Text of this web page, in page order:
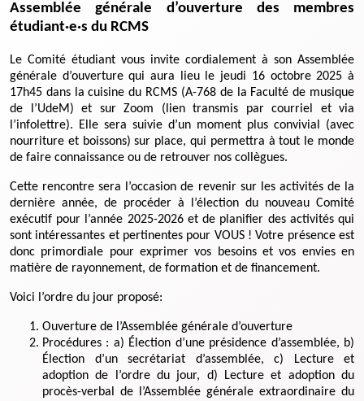
Assemblée générale d’ouverture des membres
étudiant·e·s du RCMS
Le Comité étudiant vous invite cordialement à son Assemblée
générale d’ouverture qui aura lieu le jeudi 16 octobre 2025 à
17h45 dans la cuisine du RCMS (A-768 de la Faculté de musique
de l’UdeM) et sur Zoom (lien transmis par courriel et via
l’infolettre). Elle sera suivie d’un moment plus convivial (avec
nourriture et boissons) sur place, qui permettra à tout le monde
de faire connaissance ou de retrouver nos collègues.
Cette rencontre sera l’occasion de revenir sur les activités de la
dernière année, de procéder à l’élection du nouveau Comité
exécutif pour l’année 2025-2026 et de planifier des activités qui
sont intéressantes et pertinentes pour VOUS ! Votre présence est
donc primordiale pour exprimer vos besoins et vos envies en
matière de rayonnement, de formation et de financement.
Voici l’ordre du jour proposé:
Ouverture de l’Assemblée générale d’ouverture
Procédures : a) Élection d’une présidence d’assemblée, b)
Élection d’un secrétariat d’assemblée, c) Lecture et
adoption de l’ordre du jour, d) Lecture et adoption du
procès-verbal de l’Assemblée générale extraordinaire du